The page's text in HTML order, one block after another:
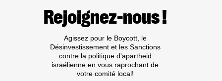
FIN
DU
EUROPÉEN
AUX
INSTITUTIONS
UNIVERSITAIRES
ISRAÉLIENNES
Rejoignez-nous !
Agissez pour le Boycott, le
Désinvestissement et les Sanctions
contre la politique d'apartheid
israélienne en vous raprochant de
votre comité local!